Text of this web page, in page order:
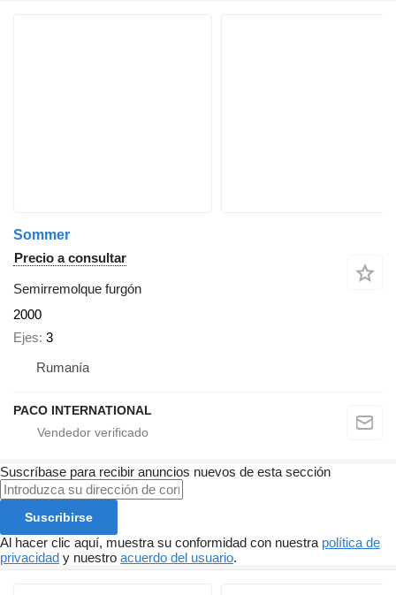
Sommer
Precio a consultar
Semirremolque furgón
2000
Ejes 3
Rumanía
PACO INTERNATIONAL
Suscríbase para recibir anuncios nuevos de esta sección
Suscribirse
Al hacer clic aquí, muestra su conformidad con nuestra política de
privacidad y nuestro acuerdo del usuario.